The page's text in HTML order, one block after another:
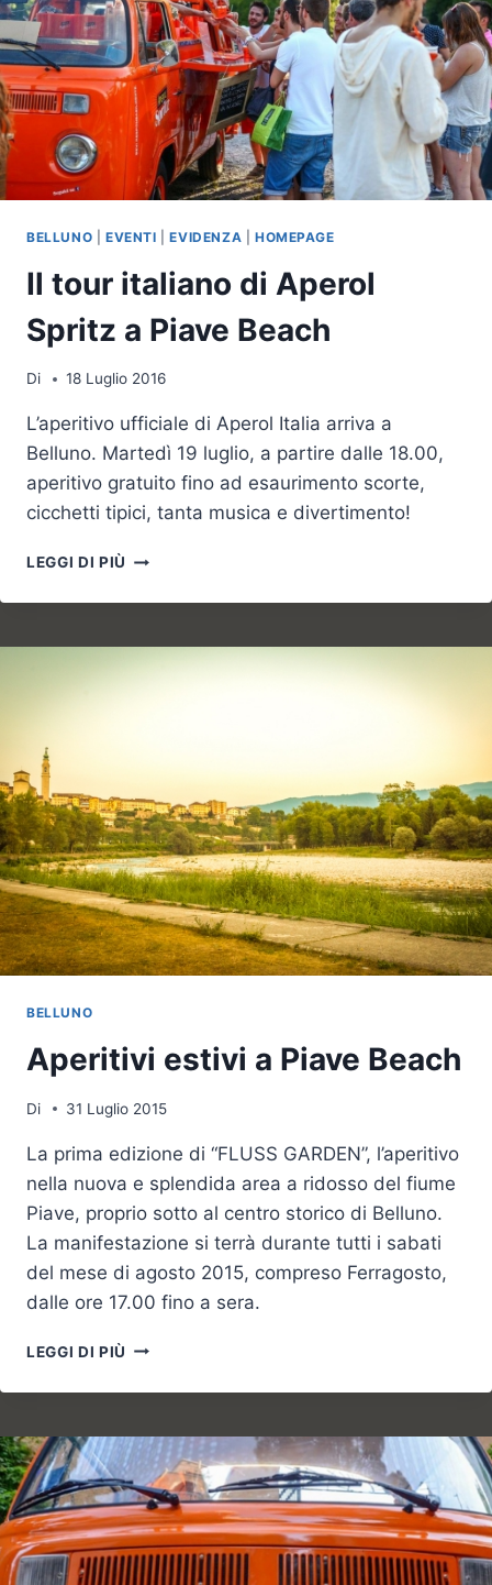
BELLUNO EVENTI |EVIDENZA HOMEPAGE
Il tour italiano di Aperol
Spritz a Piave Beach
Di 18 Luglio 2016
L’aperitivo ufficiale di Aperol Italia arriva a
Belluno. Martedì 19 luglio, a partire dalle 18.00,
aperitivo gratuito fino ad esaurimento scorte,
cicchetti tipici, tanta musica e divertimento!
LEGGI DI PIÙ IL
ITALIANO
APEROL
BELLUNO
Aperitivi estivi a Piave Beach
Di 31 Luglio 2015
La prima edizione di “FLUSS GARDEN”, l’aperitivo
nella nuova e splendida area a ridosso del fiume
Piave, proprio sotto al centro storico di Belluno.
La manifestazione si terrà durante tutti i sabati
del mese di agosto 2015, compreso Ferragosto,
dalle ore 17.00 fino a sera.
LEGGI DI PIÙ APERITIVI
A
BEACH